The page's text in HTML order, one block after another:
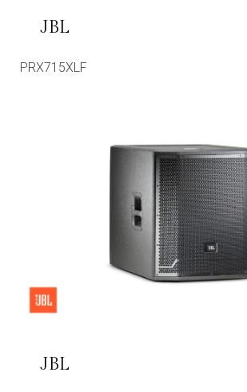
JBL
PRX715XLF
JBL